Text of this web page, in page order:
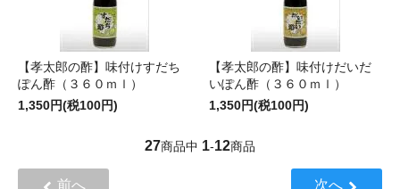
【孝太郎の酢】味付けすだち
ぽん酢（３６０ｍｌ）
1,350円(税100円)
【孝太郎の酢】味付けだいだ
いぽん酢（３６０ｍｌ）
1,350円(税100円)
27商品中 1-12商品
前へ 次へ